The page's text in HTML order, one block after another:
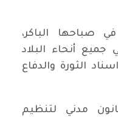
صباحها الباكر،
أنحاء البلاد
الثورة والدفاع
مدني لتنظيم